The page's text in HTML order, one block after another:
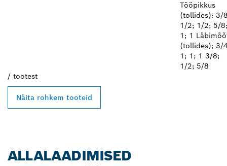
Tööpikkus
(tollides): 3/
1/2; 1/2; 5/8;
1; 1
(tollides); 3/
1; 1; 1 3/8;
1/2; 5/8
/ tootest
Näita rohkem tooteid
ALLALAADIMISED